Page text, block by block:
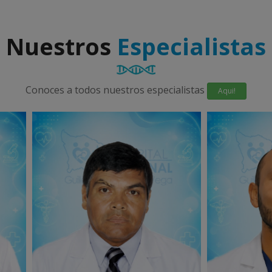
Nuestros Especialistas
Conoces a todos nuestros especialistas Aqui!